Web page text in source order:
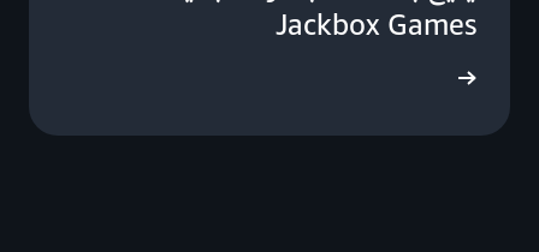
Jackbox Games